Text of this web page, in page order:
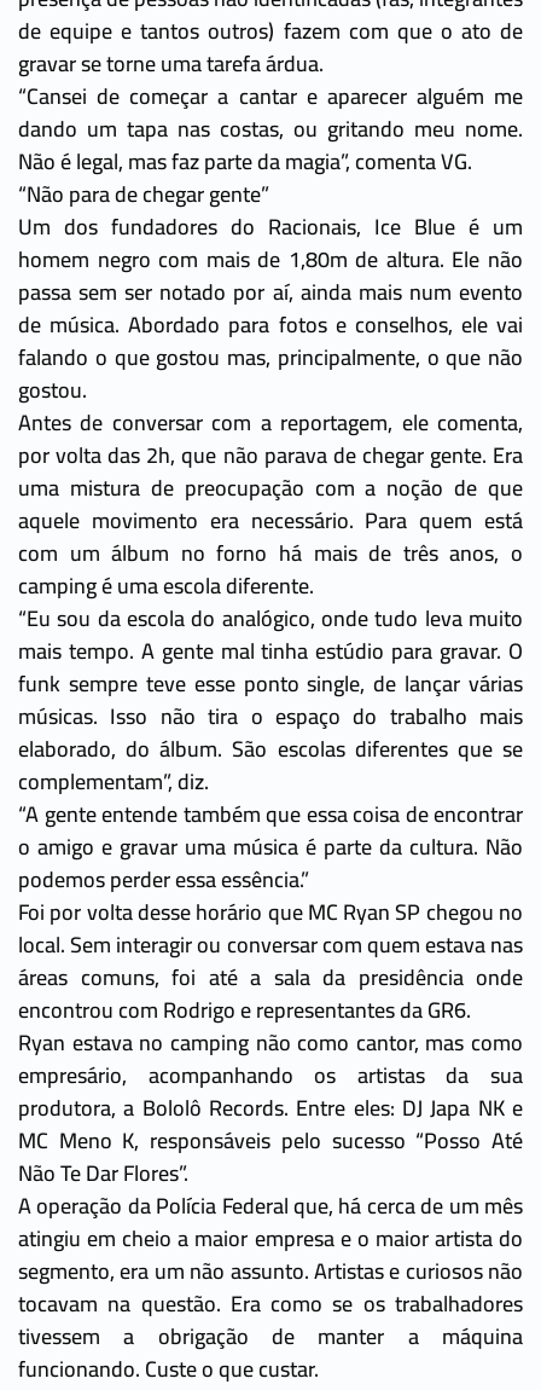
de equipe e tantos outros) fazem com que o ato de
gravar se torne uma tarefa árdua.
“Cansei de começar a cantar e aparecer alguém me
dando um tapa nas costas, ou gritando meu nome.
Não é legal, mas faz parte da magia”, comenta VG.
“Não para de chegar gente”
Um dos fundadores do Racionais, Ice Blue é um
homem negro com mais de 1,80m de altura. Ele não
passa sem ser notado por aí, ainda mais num evento
de música. Abordado para fotos e conselhos, ele vai
falando o que gostou mas, principalmente, o que não
gostou.
Antes de conversar com a reportagem, ele comenta,
por volta das 2h, que não parava de chegar gente. Era
uma mistura de preocupação com a noção de que
aquele movimento era necessário. Para quem está
com um álbum no forno há mais de três anos, o
camping é uma escola diferente.
“Eu sou da escola do analógico, onde tudo leva muito
mais tempo. A gente mal tinha estúdio para gravar. O
funk sempre teve esse ponto single, de lançar várias
músicas. Isso não tira o espaço do trabalho mais
elaborado, do álbum. São escolas diferentes que se
complementam”, diz.
“A gente entende também que essa coisa de encontrar
o amigo e gravar uma música é parte da cultura. Não
podemos perder essa essência.”
Foi por volta desse horário que MC Ryan SP chegou no
local. Sem interagir ou conversar com quem estava nas
áreas comuns, foi até a sala da presidência onde
encontrou com Rodrigo e representantes da GR6.
Ryan estava no camping não como cantor, mas como
empresário, acompanhando os artistas da sua
produtora, a Bololô Records. Entre eles: DJ Japa NK e
MC Meno K, responsáveis pelo sucesso “Posso Até
Não Te Dar Flores”.
A operação da Polícia Federal que, há cerca de um mês
atingiu em cheio a maior empresa e o maior artista do
segmento, era um não assunto. Artistas e curiosos não
tocavam na questão. Era como se os trabalhadores
tivessem a obrigação de manter a máquina
funcionando. Custe o que custar.